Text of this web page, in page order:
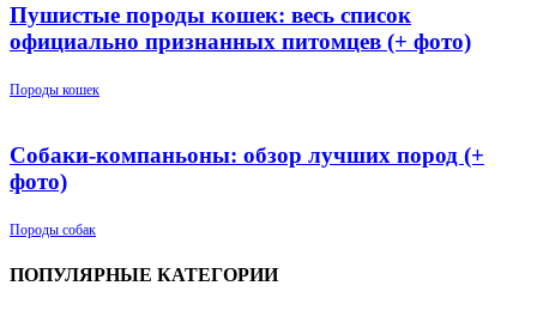
Пушистые породы кошек: весь список
официально признанных питомцев (+ фото)
Породы кошек
Собаки-компаньоны: обзор лучших пород (+
фото)
Породы собак
ПОПУЛЯРНЫЕ КАТЕГОРИИ